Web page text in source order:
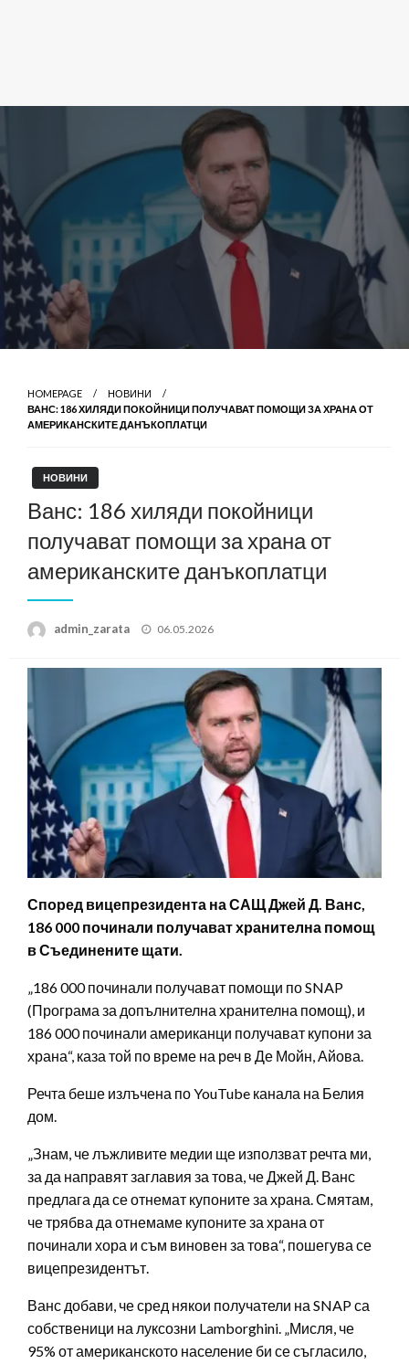
HOMEPAGE
НОВИНИ
ВАНС: 186 ХИЛЯДИ ПОКОЙНИЦИ ПОЛУЧАВАТ ПОМОЩИ ЗА ХРАНА ОТ
АМЕРИКАНСКИТЕ ДАНЪКОПЛАТЦИ
НОВИНИ
Ванс: 186 хиляди покойници
получават помощи за храна от
американските данъкоплатци
admin_zarata
Posted
06.05.2026
Според вицепрезидента на САЩ Джей Д. Ванс,
186 000 починали получават хранителна помощ
в Съединените щати.
„186 000 починали получават помощи по SNAP
(Програма за допълнителна хранителна помощ), и
186 000 починали американци получават купони за
храна“, каза той по време на реч в Де Мойн, Айова.
Речта беше излъчена по YouTube канала на Белия
дом.
„Знам, че лъжливите медии ще използват речта ми,
за да направят заглавия за това, че Джей Д. Ванс
предлага да се отнемат купоните за храна. Смятам,
че трябва да отнемаме купоните за храна от
починали хора и съм виновен за това“, пошегува се
вицепрезидентът.
Ванс добави, че сред някои получатели на SNAP са
собственици на луксозни Lamborghini. „Мисля, че
95% от американското население би се съгласило,